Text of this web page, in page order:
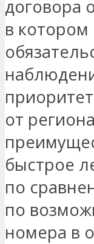
договора
в
от
быстрое
по
по
номера в